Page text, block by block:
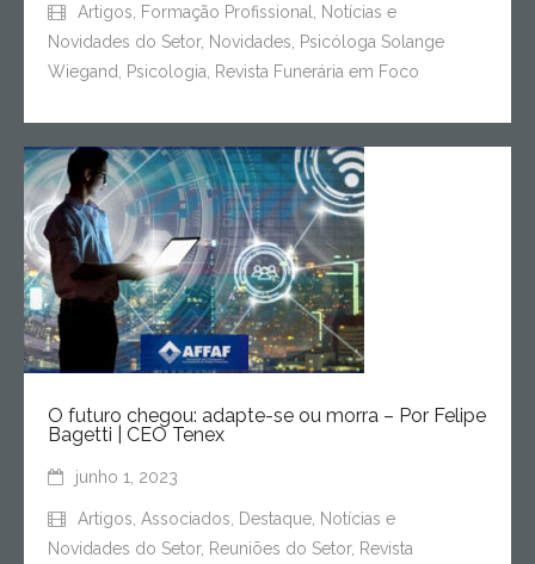
Artigos Formação Profissional
Notícias e
Novidades do Setor, Novidades
Psicóloga Solange
Wiegand
Psicologia Revista Funerária em Foco
O futuro chegou: adapte-se ou morra – Por Felipe
Bagetti | CEO Tenex
junho 1, 2023
Artigos Associados Destaque Notícias e
Novidades do Setor, Reuniões do Setor, Revista